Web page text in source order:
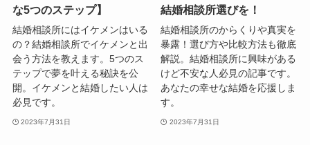
な5つのステップ】
結婚相談所にはイケメンはいる
の？結婚相談所でイケメンと出
会う方法を教えます。5つのス
テップで夢を叶える秘訣を公
開。イケメンと結婚したい人は
必見です。
2023年7月31日
結婚相談所選びを！
結婚相談所のからくりや真実を
暴露！選び方や比較方法も徹底
解説。結婚相談所に興味がある
けど不安な人必見の記事です。
あなたの幸せな結婚を応援しま
す。
2023年7月31日